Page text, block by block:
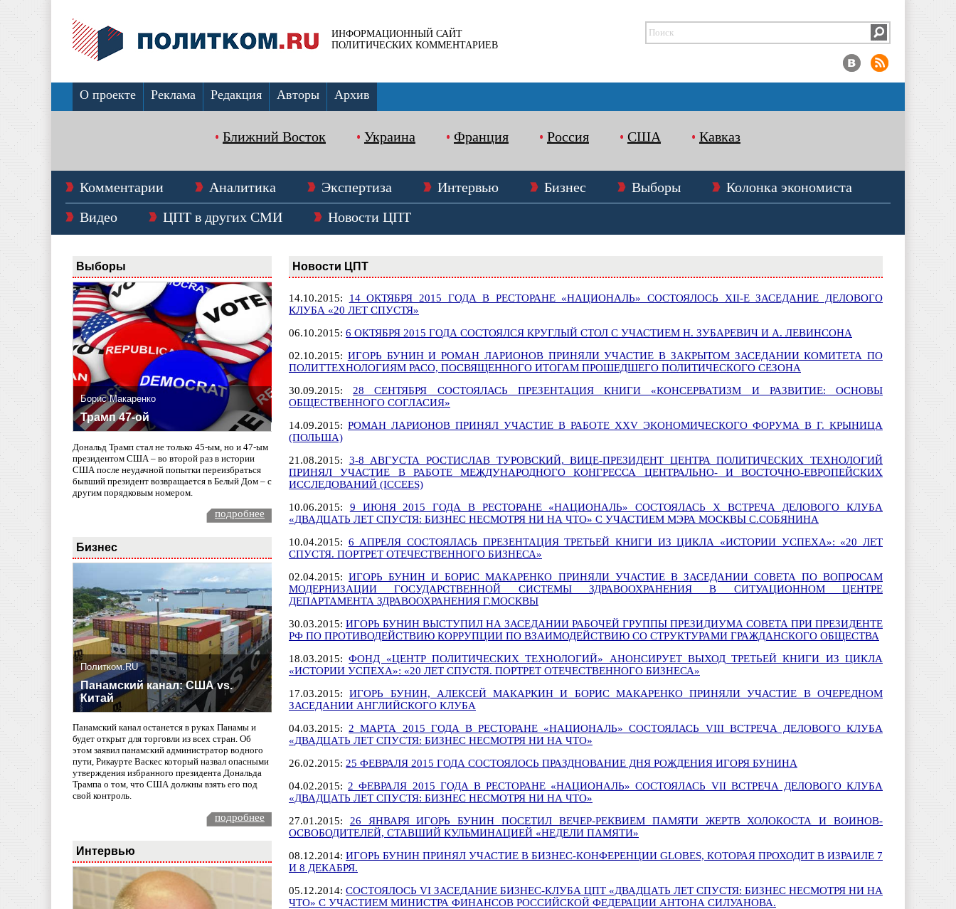
ИНФОРМАЦИОННЫЙ САЙТ
ПОЛИТИЧЕСКИХ КОММЕНТАРИЕВ
О проекте Реклама Редакция Авторы Архив
Ближний Восток Украина Франция Россия США Кавказ
Комментарии Аналитика Экспертиза Интервью Бизнес Выборы
Колонка экономиста
Видео
ЦПТ в других СМИ Новости ЦПТ
Выборы
Борис Макаренко
Трамп 47-ой
Дональд Трамп стал не только 45-ым, но и 47-ым
президентом США – во второй раз в истории
США после неудачной попытки переизбраться
бывший президент возвращается в Белый Дом – с
другим порядковым номером.
подробнее
Бизнес
Политком.RU
Панамский канал: США vs.
Китай
Панамский канал останется в руках Панамы и
будет открыт для торговли из всех стран. Об
этом заявил панамский администратор водного
пути, Рикаурте Васкес который назвал опасными
утверждения избранного президента Дональда
Трампа о том, что США должны взять его под
свой контроль.
подробнее
Интервью
Новости ЦПТ
14.10.2015: 14 ОКТЯБРЯ 2015 ГОДА В РЕСТОРАНЕ «НАЦИОНАЛЬ» СОСТОЯЛОСЬ XII-Е ЗАСЕДАНИЕ ДЕЛОВОГО
КЛУБА «20 ЛЕТ СПУСТЯ»
06.10.2015: 6 ОКТЯБРЯ 2015 ГОДА СОСТОЯЛСЯ КРУГЛЫЙ СТОЛ С УЧАСТИЕМ Н. ЗУБАРЕВИЧ И А. ЛЕВИНСОНА
02.10.2015: ИГОРЬ БУНИН И РОМАН ЛАРИОНОВ ПРИНЯЛИ УЧАСТИЕ В ЗАКРЫТОМ ЗАСЕДАНИИ КОМИТЕТА ПО
ПОЛИТТЕХНОЛОГИЯМ РАСО, ПОСВЯЩЕННОГО ИТОГАМ ПРОШЕДШЕГО ПОЛИТИЧЕСКОГО СЕЗОНА
30.09.2015: 28 СЕНТЯБРЯ СОСТОЯЛАСЬ ПРЕЗЕНТАЦИЯ КНИГИ «КОНСЕРВАТИЗМ И РАЗВИТИЕ: ОСНОВЫ
ОБЩЕСТВЕННОГО СОГЛАСИЯ»
14.09.2015: РОМАН ЛАРИОНОВ ПРИНЯЛ УЧАСТИЕ В РАБОТЕ XXV ЭКОНОМИЧЕСКОГО ФОРУМА В Г. КРЫНИЦА
(ПОЛЬША)
21.08.2015: 3-8 АВГУСТА РОСТИСЛАВ ТУРОВСКИЙ, ВИЦЕ-ПРЕЗИДЕНТ ЦЕНТРА ПОЛИТИЧЕСКИХ ТЕХНОЛОГИЙ
ПРИНЯЛ УЧАСТИЕ В РАБОТЕ МЕЖДУНАРОДНОГО КОНГРЕССА ЦЕНТРАЛЬНО- И ВОСТОЧНО-ЕВРОПЕЙСКИХ
ИССЛЕДОВАНИЙ (ICCEES)
10.06.2015: 9 ИЮНЯ 2015 ГОДА В РЕСТОРАНЕ «НАЦИОНАЛЬ» СОСТОЯЛАСЬ X ВСТРЕЧА ДЕЛОВОГО КЛУБА
«ДВАДЦАТЬ ЛЕТ СПУСТЯ: БИЗНЕС НЕСМОТРЯ НИ НА ЧТО» С УЧАСТИЕМ МЭРА МОСКВЫ С.СОБЯНИНА
10.04.2015: 6 АПРЕЛЯ СОСТОЯЛАСЬ ПРЕЗЕНТАЦИЯ ТРЕТЬЕЙ КНИГИ ИЗ ЦИКЛА «ИСТОРИИ УСПЕХА»: «20 ЛЕТ
СПУСТЯ. ПОРТРЕТ ОТЕЧЕСТВЕННОГО БИЗНЕСА»
02.04.2015:ИГОРЬ БУНИН И БОРИС МАКАРЕНКО ПРИНЯЛИ УЧАСТИЕ В ЗАСЕДАНИИ СОВЕТА ПО ВОПРОСАМ
МОДЕРНИЗАЦИИ ГОСУДАРСТВЕННОЙ СИСТЕМЫ ЗДРАВООХРАНЕНИЯ В СИТУАЦИОННОМ ЦЕНТРЕ
ДЕПАРТАМЕНТА ЗДРАВООХРАНЕНИЯ Г.МОСКВЫ
30.03.2015: ИГОРЬ БУНИН ВЫСТУПИЛ НА ЗАСЕДАНИИ РАБОЧЕЙ ГРУППЫ ПРЕЗИДИУМА СОВЕТА ПРИ ПРЕЗИДЕНТЕ
РФ ПО ПРОТИВОДЕЙСТВИЮ КОРРУПЦИИ ПО ВЗАИМОДЕЙСТВИЮ СО СТРУКТУРАМИ ГРАЖДАНСКОГО ОБЩЕСТВА
18.03.2015:ФОНД «ЦЕНТР ПОЛИТИЧЕСКИХ ТЕХНОЛОГИЙ» АНОНСИРУЕТ ВЫХОД ТРЕТЬЕЙ КНИГИ ИЗ ЦИКЛА
«ИСТОРИИ УСПЕХА»: «20 ЛЕТ СПУСТЯ. ПОРТРЕТ ОТЕЧЕСТВЕННОГО БИЗНЕСА»
17.03.2015:ИГОРЬ БУНИН, АЛЕКСЕЙ МАКАРКИН И БОРИС МАКАРЕНКО ПРИНЯЛИ УЧАСТИЕ В ОЧЕРЕДНОМ
ЗАСЕДАНИИ АНГЛИЙСКОГО КЛУБА
04.03.2015: 2 МАРТА 2015 ГОДА В РЕСТОРАНЕ «НАЦИОНАЛЬ» СОСТОЯЛАСЬ VIII ВСТРЕЧА ДЕЛОВОГО КЛУБА
«ДВАДЦАТЬ ЛЕТ СПУСТЯ: БИЗНЕС НЕСМОТРЯ НИ НА ЧТО»
26.02.2015: 25 ФЕВРАЛЯ 2015 ГОДА СОСТОЯЛОСЬ ПРАЗДНОВАНИЕ ДНЯ РОЖДЕНИЯ ИГОРЯ БУНИНА
04.02.2015: 2 ФЕВРАЛЯ 2015 ГОДА В РЕСТОРАНЕ «НАЦИОНАЛЬ» СОСТОЯЛАСЬ VII ВСТРЕЧА ДЕЛОВОГО КЛУБА
«ДВАДЦАТЬ ЛЕТ СПУСТЯ: БИЗНЕС НЕСМОТРЯ НИ НА ЧТО»
27.01.2015: 26 ЯНВАРЯ ИГОРЬ БУНИН ПОСЕТИЛ ВЕЧЕР-РЕКВИЕМ ПАМЯТИ ЖЕРТВ ХОЛОКОСТА И ВОИНОВ-
ОСВОБОДИТЕЛЕЙ, СТАВШИЙ КУЛЬМИНАЦИЕЙ «НЕДЕЛИ ПАМЯТИ»
08.12.2014: ИГОРЬ БУНИН ПРИНЯЛ УЧАСТИЕ В БИЗНЕС-КОНФЕРЕНЦИИ GLOBES, КОТОРАЯ ПРОХОДИТ В ИЗРАИЛЕ 7
И 8 ДЕКАБРЯ.
05.12.2014: СОСТОЯЛОСЬ VI ЗАСЕДАНИЕ БИЗНЕС-КЛУБА ЦПТ «ДВАДЦАТЬ ЛЕТ СПУСТЯ: БИЗНЕС НЕСМОТРЯ НИ НА
ЧТО» С УЧАСТИЕМ МИНИСТРА ФИНАНСОВ РОССИЙСКОЙ ФЕДЕРАЦИИ АНТОНА СИЛУАНОВА.